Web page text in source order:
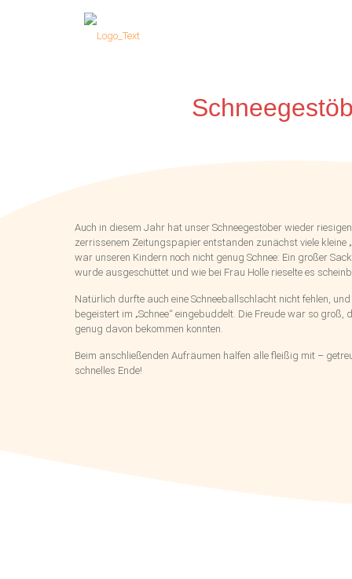
Auch in diesem Jahr hat unser Schneegestöber wieder
zerrissenem Zeitungspapier entstanden zunächst viele kleine
war unseren Kindern noch nicht genug Schnee: Ein großer
wurde ausgeschüttet und wie bei Frau Holle rieselte es
Natürlich durfte auch eine Schneeballschlacht nicht fehlen,
begeistert im „Schnee“ eingebuddelt. Die Freude war so
genug davon bekommen konnten.
Beim anschließenden Aufräumen halfen alle fleißig mit –
schnelles Ende!